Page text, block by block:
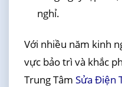
nghỉ.
Với nhiều năm kinh
vực bảo trì và khắc
Trung Tâm Sửa Điện